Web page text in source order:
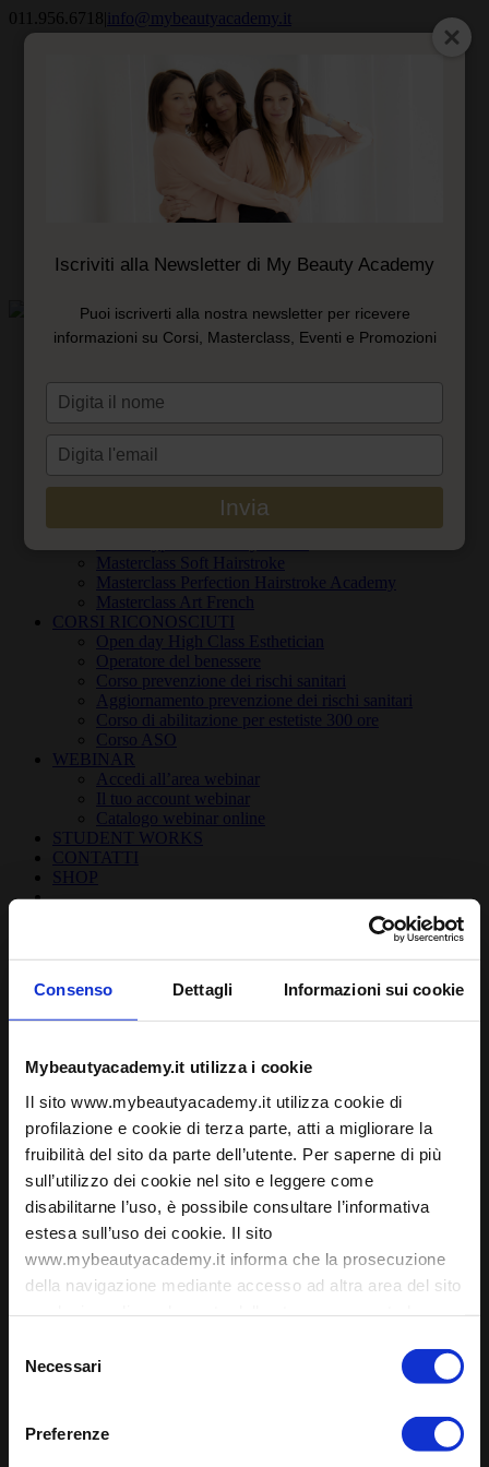
Consenso Dettagli Informazioni sui cookie
Mybeautyacademy.it utilizza i cookie
Il sito www.mybeautyacademy.it utilizza cookie di
profilazione e cookie di terza parte, atti a migliorare la
fruibilità del sito da parte dell’utente. Per saperne di più
sull’utilizzo dei cookie nel sito e leggere come
disabilitarne l’uso, è possibile consultare l’informativa
estesa sull’uso dei cookie. Il sito
www.mybeautyacademy.it informa che la prosecuzione
della navigazione mediante accesso ad altra area del sito
delNecessari
Preferenze
Salta
011.956.6718
info@mybeautyacademy.it
Carrello
ACCADEMIA
Nail Specialist
PMU Specialist
Blade Specialist
Podo Specialist
Lash Specialist
Corso Needling e Nanoneedling
Masterclass Soft Hairstroke
Masterclass Perfection Hairstroke Academy
Masterclass Art French
CORSI RICONOSCIUTI
Open day High Class Esthetician
Operatore del benessere
Corso prevenzione dei rischi sanitari
Aggiornamento prevenzione dei rischi sanitari
Corso di abilitazione per estetiste 300 ore
Corso ASO
WEBINAR
Accedi all’area webinar
Il tuo account webinar
Catalogo webinar online
STUDENT WORKS
CONTATTI
SHOP
ACCADEMIA
Nail Specialist
Blade Specialist
Podo Specialist
Lash Specialist
Corso Needling e Nanoneedling
To be a MUA
MASTERCLASS
PMU Hyperrealistic Eyebrows
Masterclass Soft Hairstroke
Masterclass Perfection Hairstroke Academy
Masterclass Art French
CORSI RICONOSCIUTI
Open day High Class Esthetician
Operatore del benessere
Corso prevenzione dei rischi sanitari
Corso di abilitazione per estetiste 300 ore
Corso ASO
Il tuo account webinar
Iscriviti alla Newsletter di My Beauty Academy
Puoi iscriverti alla nostra newsletter per ricevere
informazioni su Corsi, Masterclass, Eventi e Promozioni
Digita
nome
Digita
l'email
Invia